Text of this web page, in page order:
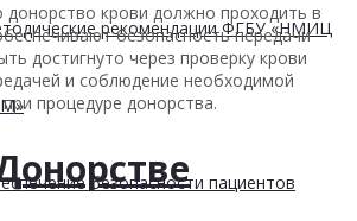
рекомендации ФГБУ «НМИЦ
безопасности пациентов
крови должно проходить в
безопасность передачи
достигнуто через проверку крови
и соблюдение необходимой
процедуре донорства.